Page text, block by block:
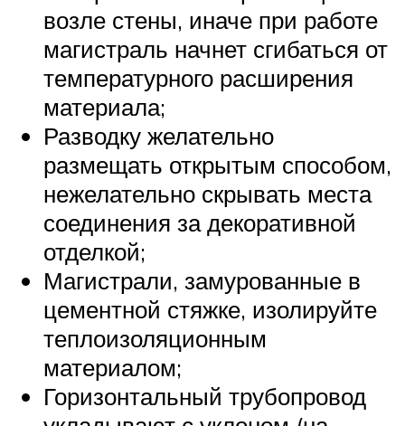
возле стены, иначе при работе
магистраль начнет сгибаться от
температурного расширения
материала;
Разводку желательно
размещать открытым способом,
нежелательно скрывать места
соединения за декоративной
отделкой;
Магистрали, замурованные в
цементной стяжке, изолируйте
теплоизоляционным
материалом;
Горизонтальный трубопровод